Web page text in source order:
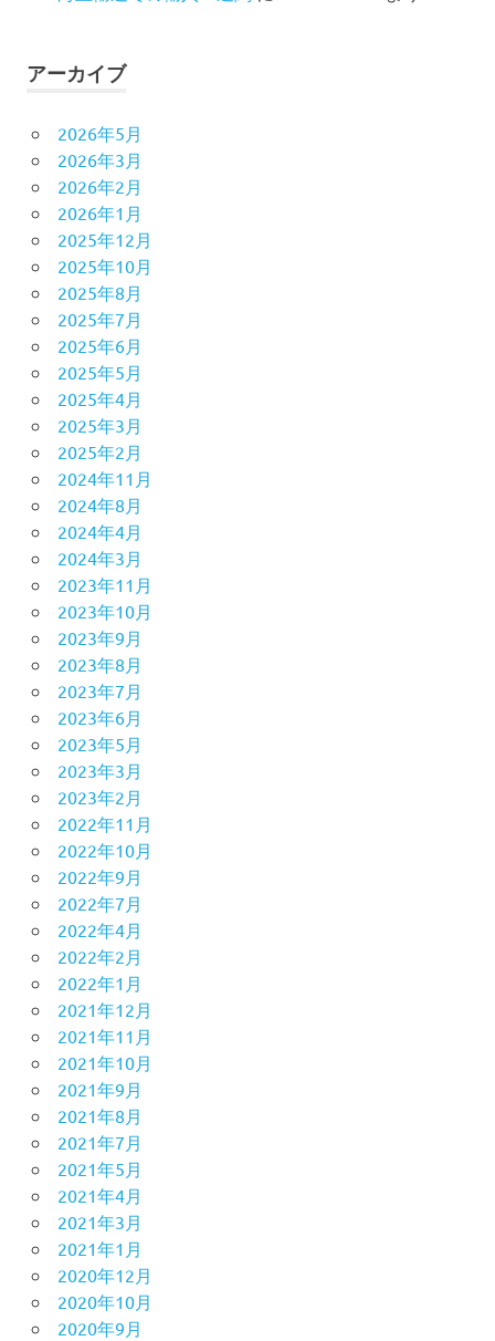
アーカイブ
2026年5月
2026年3月
2026年2月
2026年1月
2025年12月
2025年10月
2025年8月
2025年7月
2025年6月
2025年5月
2025年4月
2025年3月
2025年2月
2024年11月
2024年8月
2024年4月
2024年3月
2023年11月
2023年10月
2023年9月
2023年8月
2023年7月
2023年6月
2023年5月
2023年3月
2023年2月
2022年11月
2022年10月
2022年9月
2022年7月
2022年4月
2022年2月
2022年1月
2021年12月
2021年11月
2021年10月
2021年9月
2021年8月
2021年7月
2021年5月
2021年4月
2021年3月
2021年1月
2020年12月
2020年10月
2020年9月